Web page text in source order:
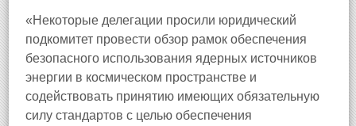
«Некоторые делегации просили юридический
подкомитет провести обзор рамок обеспечения
безопасного использования ядерных источников
энергии в космическом пространстве и
содействовать принятию имеющих обязательную
силу стандартов с целью обеспечения